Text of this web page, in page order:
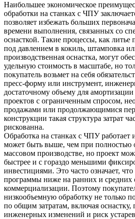
Наибольшее экономическое
обработки на станках с ЧПУ
позволяет избежать больших
времени выполнения, связанных со
оснасткой. Такие процессы, как литье
под давлением в кокиль, штамповка
производственная оснастка, могут
удельную стоимость в масштабе, но
покупатель возьмет на себя
пресс-форму или инструмент,
достаточному объему для
проектов с ограниченным спросом,
продажами или продолжающимися
конструкции такая структура затрат
рискованна.
Обработка на станках с ЧПУ работает
может быть выше, чем при полностью
массовом производстве, но проект
быстрее и с гораздо меньшими
инвестициями. Это часто означает,
программы ниже на ранних и средних
коммерциализации. Поэтому
низкообъемную обработку не только
по общим затратам, включая оснастку,
инженерных изменений и риск